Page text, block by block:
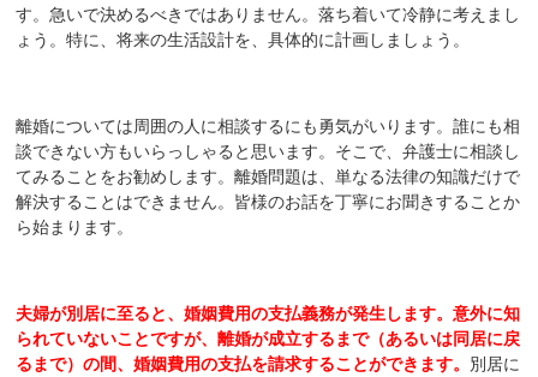
す。急いで決めるべきではありません。落ち着いて冷静に考えまし
ょう。特に、将来の生活設計を、具体的に計画しましょう。
離婚については周囲の人に相談するにも勇気がいります。誰にも相
談できない方もいらっしゃると思います。そこで、弁護士に相談し
てみることをお勧めします。離婚問題は、単なる法律の知識だけで
解決することはできません。皆様のお話を丁寧にお聞きすることか
ら始まります。
夫婦が別居に至ると、婚姻費用の支払義務が発生します。意外に知
られていないことですが、離婚が成立するまで（あるいは同居に戻
るまで）の間、婚姻費用の支払を請求することができます。 別居に